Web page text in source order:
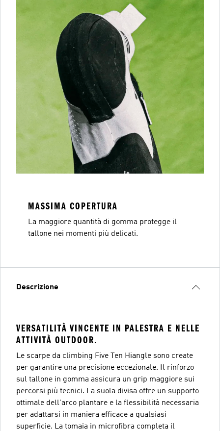
MASSIMA COPERTURA
La maggiore quantità di gomma protegge il
tallone nei momenti più delicati.
Descrizione
VERSATILITÀ VINCENTE IN PALESTRA E NELLE
ATTIVITÀ OUTDOOR.
Le scarpe da climbing Five Ten Hiangle sono create
per garantire una precisione eccezionale. Il rinforzo
sul tallone in gomma assicura un grip maggiore sui
percorsi più tecnici. La suola divisa offre un supporto
ottimale dell'arco plantare e la flessibilità necessaria
per adattarsi in maniera efficace a qualsiasi
superficie. La tomaia in microfibra completa il